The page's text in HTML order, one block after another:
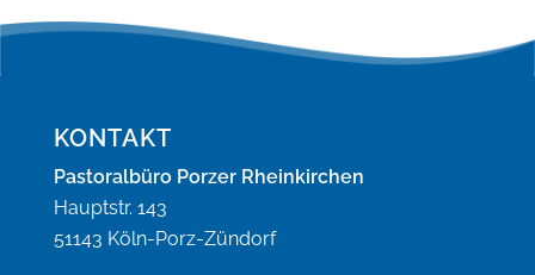
KONTAKT
Pastoralbüro Porzer Rheinkirchen
Hauptstr. 143
51143 Köln-Porz-Zündorf